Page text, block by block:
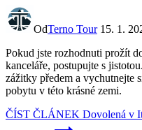
OdTerno Tour 15. 1.
Pokud jste rozhodnuti prožít
kanceláře, postupujte s
zážitky předem a vychutnejte
pobytu v této krásné zemi.
ČÍST ČLÁNEK Dovolená v